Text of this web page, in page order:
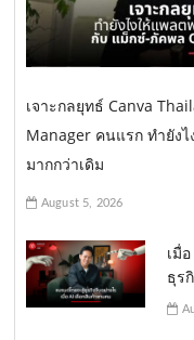
เจาะกลยุทธ์ Canva
Manager คนแรก ทำยัง
มากกว่าเดิม
August 5, 2026
เมื่
ธุร